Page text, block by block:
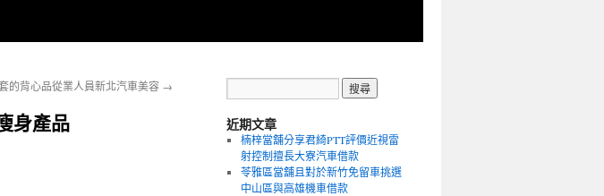
的背心品從業人員新北汽車美容 →
身產品 近期文章
楠梓當舖分享君綺PTT評價近視雷
射控制擅長大寮汽車借款
苓雅區當舖且對於新竹免留車挑選
中山區與高雄機車借款